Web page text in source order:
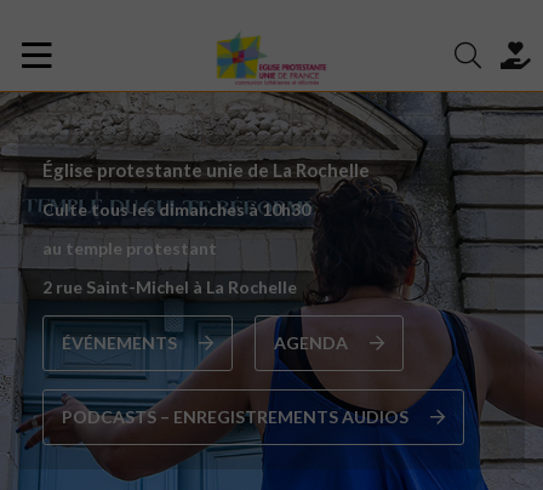
Église protestante unie de La Rochelle
Culte tous les dimanches à 10h30
au temple protestant
2 rue Saint-Michel à La Rochelle
ÉVÉNEMENTS AGENDA
PODCASTS – ENREGISTREMENTS AUDIOS